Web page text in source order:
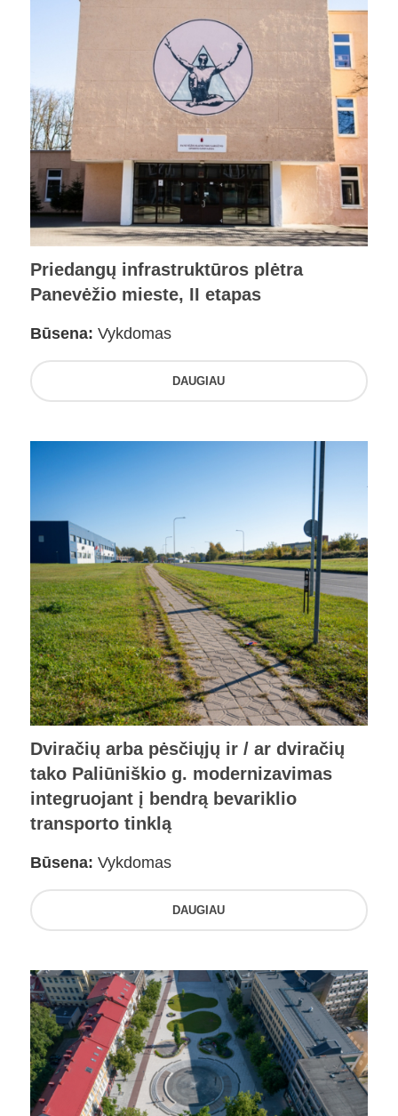
Priedangų infrastruktūros plėtra
Panevėžio mieste, II etapas
Būsena: Vykdomas
DAUGIAU
Dviračių arba pėsčiųjų ir / ar dviračių
tako Paliūniškio g. modernizavimas
integruojant į bendrą bevariklio
transporto tinklą
Būsena: Vykdomas
DAUGIAU